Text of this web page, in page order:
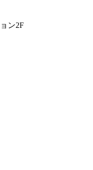
ン2F